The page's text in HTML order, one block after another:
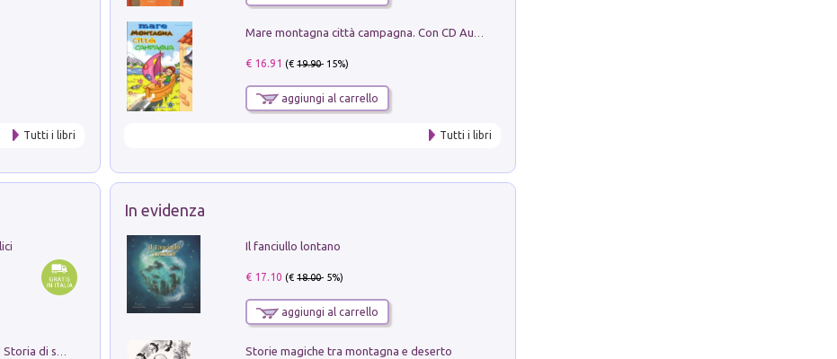
Tutti i libri
€ 16.91 (€19.90- 15%)
aggiungi al carrello
Tutti i libri
In evidenza
Il fanciullo lontano
€ 17.10 (€18.00- 5%)
aggiungi al carrello
Storie magiche tra montagna e deserto